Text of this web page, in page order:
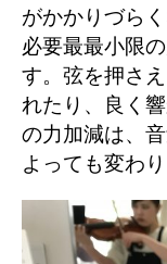
がかかりづら
必要最最小限
す。弦を押さ
れたり、良く
の力加減は、
よっても変わり